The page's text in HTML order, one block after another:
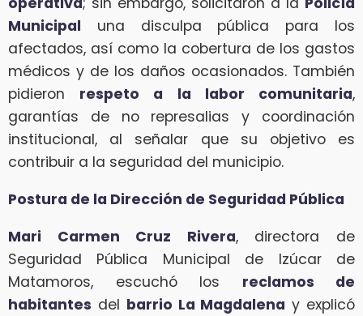
Municipal una disculpa pública para los
afectados, así como la cobertura de los gastos
médicos y de los daños ocasionados. También
pidieron respeto a la labor comunitaria,
garantías de no represalias y coordinación
institucional, al señalar que su objetivo es
contribuir a la seguridad del municipio.
Postura de la Dirección de Seguridad Pública
Mari Carmen Cruz Rivera, directora de
Seguridad Pública Municipal de Izúcar de
Matamoros, escuchó los reclamos de
habitantes del barrio La Magdalena y explicó